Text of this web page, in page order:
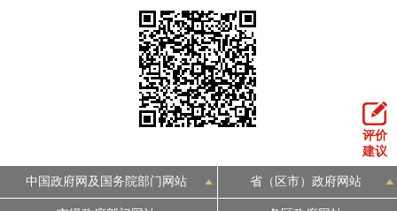
评价
建议
中国政府网及国务院部门网站 省（区市）政府网站